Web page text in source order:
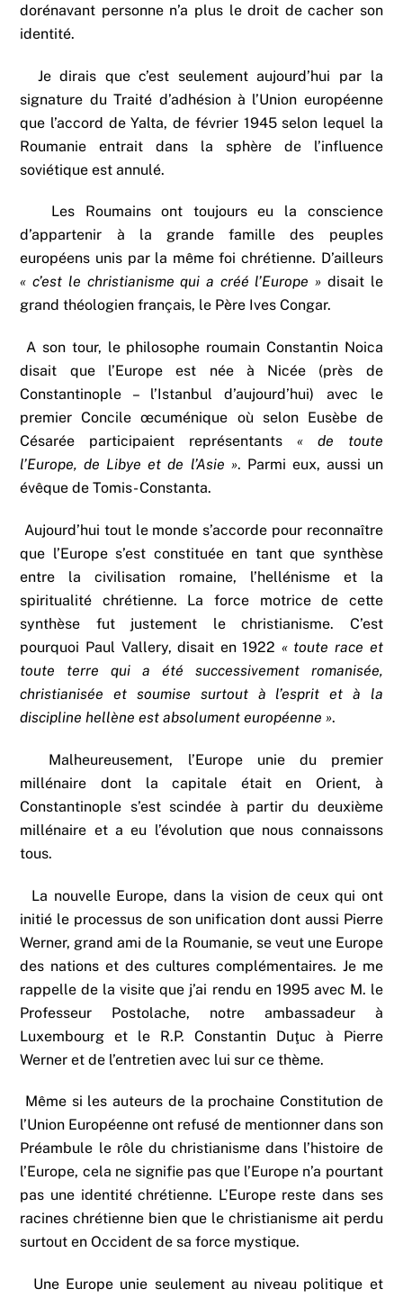
dorénavant personne n’a plus le droit de cacher son
identité.
Je dirais que c’est seulement aujourd’hui par la
signature du Traité d’adhésion à l’Union européenne
que l’accord de Yalta, de février 1945 selon lequel la
Roumanie entrait dans la sphère de l’influence
soviétique est annulé.
Les Roumains ont toujours eu la conscience
d’appartenir à la grande famille des peuples
européens unis par la même foi chrétienne. D’ailleurs
« c’est le christianisme qui a créé l’Europe » disait le
grand théologien français, le Père Ives Congar.
A son tour, le philosophe roumain Constantin Noica
disait que l’Europe est née à Nicée (près de
Constantinople – l’Istanbul d’aujourd’hui) avec le
premier Concile œcuménique où selon Eusèbe de
Césarée participaient représentants « de toute
l’Europe, de Libye et de l’Asie ». Parmi eux, aussi un
évêque de Tomis- Constanta.
Aujourd’hui tout le monde s’accorde pour reconnaître
que l’Europe s’est constituée en tant que synthèse
entre la civilisation romaine, l’hellénisme et la
spiritualité chrétienne. La force motrice de cette
synthèse fut justement le christianisme. C’est
pourquoi Paul Vallery, disait en 1922 « toute race et
toute terre qui a été successivement romanisée,
christianisée et soumise surtout à l’esprit et à la
discipline hellène est absolument européenne ».
Malheureusement, l’Europe unie du premier
millénaire dont la capitale était en Orient, à
Constantinople s’est scindée à partir du deuxième
millénaire et a eu l’évolution que nous connaissons
tous.
La nouvelle Europe, dans la vision de ceux qui ont
initié le processus de son unification dont aussi Pierre
Werner, grand ami de la Roumanie, se veut une Europe
des nations et des cultures complémentaires. Je me
rappelle de la visite que j’ai rendu en 1995 avec M. le
Professeur Postolache, notre ambassadeur à
Luxembourg et le R.P. Constantin Duţuc à Pierre
Werner et de l’entretien avec lui sur ce thème.
Même si les auteurs de la prochaine Constitution de
l’Union Européenne ont refusé de mentionner dans son
Préambule le rôle du christianisme dans l’histoire de
l’Europe, cela ne signifie pas que l’Europe n’a pourtant
pas une identité chrétienne. L’Europe reste dans ses
racines chrétienne bien que le christianisme ait perdu
surtout en Occident de sa force mystique.
Une Europe unie seulement au niveau politique et